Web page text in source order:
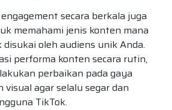
secara berkala juga
memahami jenis konten mana
oleh audiens unik Anda.
performa konten secara rutin,
perbaikan pada gaya
agar selalu segar dan
TikTok.